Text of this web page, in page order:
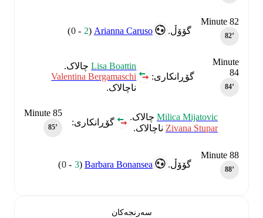
گۆۆڵ. Arianna Caruso
(
2
-
0
)
Minute 82
گۆڕانکاری:
Lisa Boattinچالاک.
Valentina Bergamaschi
ناچالاک.
Minute
Minute 85
گۆڕانکاری:
Milica Mijatovicچالاک.
Zivana Stuparناچالاک.
گۆۆڵ. Barbara Bonansea
(
3
-
0
)
Minute 88
سەرنجەکان